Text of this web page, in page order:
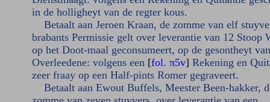
in de holligheyt van de regter kous.
Betaalt aan Jeroen Kraan, de zomme van elf
brabants Permissie gelt over leverantie van 12 Stoop
op het Doot-maal geconsumeert, op de gesontheyt
Overleedene: volgens een [fol. π5v] Rekening en
zeer fraay op een Half-pints Romer gegraveert.
Betaalt aan Ewout Buffels, Meester Been-hakker,